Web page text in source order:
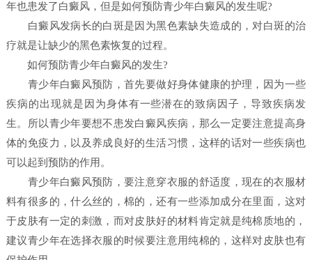
年也患发了白癜风，但是如何预防青少年白癜风的发生呢?
白癜风发病长的白斑是因为黑色素缺失造成的，对白斑的治
疗就是让缺少的黑色素恢复的过程。
如何预防青少年白癜风的发生?
青少年白癜风预防，首先要做好身体健康的护理，因为一些
疾病的出现就是因为身体有一些潜在的致病因子，导致疾病发
生。所以青少年要想不患发白癜风疾病，那么一定要注意提高身
体的免疫力，以及养成良好的生活习惯，这样的话对一些疾病也
可以起到预防的作用。
青少年白癜风预防，要注意穿衣服的舒适度，现在的衣服材
料有很多的，什么丝的，棉的，还有一些添加成分在里面，这对
于皮肤有一定的刺激，而对皮肤好的材料肯定就是纯棉质地的，
建议青少年在选择衣服的时候要注意用纯棉的，这样对皮肤也有